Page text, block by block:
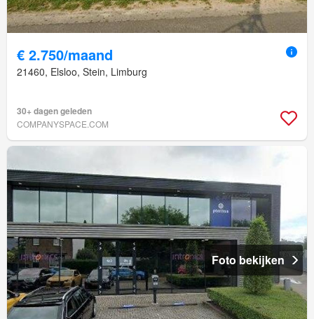
€ 2.750/maand
21460, Elsloo, Stein, Limburg
30+ dagen geleden
COMPANYSPACE.COM
Foto bekijken